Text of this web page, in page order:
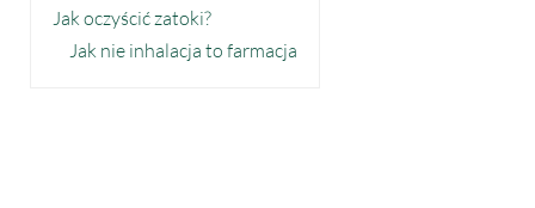
Jak oczyścić zatoki?
Jak nie inhalacja to farmacja